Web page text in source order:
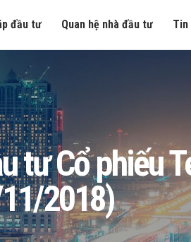
đầu tư Quan hệ nhà đầu tư
tư Cổ phiếu
2018)